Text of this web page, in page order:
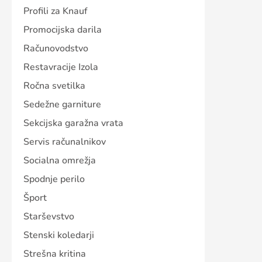
Profili za Knauf
Promocijska darila
Računovodstvo
Restavracije Izola
Ročna svetilka
Sedežne garniture
Sekcijska garažna vrata
Servis računalnikov
Socialna omrežja
Spodnje perilo
Šport
Starševstvo
Stenski koledarji
Strešna kritina